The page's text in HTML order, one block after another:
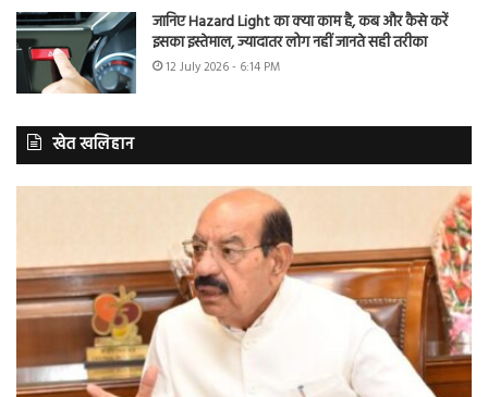
जानिए Hazard Light का क्या काम है, कब और कैसे करें
इसका इस्तेमाल, ज्यादातर लोग नहीं जानते सही तरीका
12 July 2026 - 6:14 PM
खेत खलिहान